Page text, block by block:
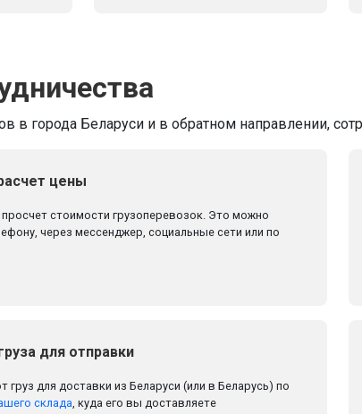
в города Беларуси и в обратном направлении,
цены
стоимости грузоперевозок. Это можно
через мессенджер, социальные сети или по
для отправки
для доставки из Беларуси (или в Беларусь) по
склада , куда его вы доставляете